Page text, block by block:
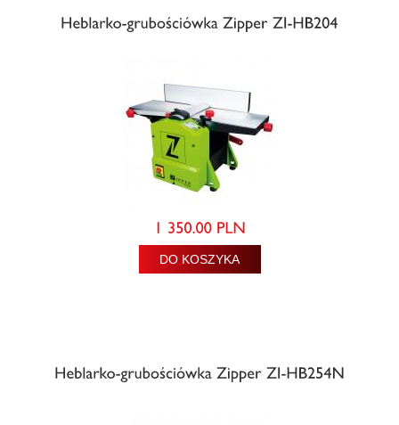
DO KOSZYKA